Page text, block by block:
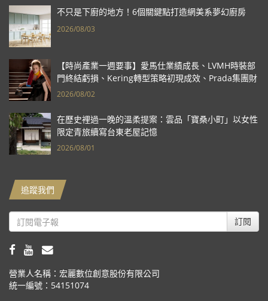
不只是下廚的地方！6個關鍵點打造網美系夢幻廚房
2026/08/03
【時尚產業一週要事】愛馬仕業績成長、LVMH時裝部
門終結虧損、Kering轉型策略初現成效、Prada集團財
報亮眼
2026/08/02
在歷史裡過一晚的溫柔提案：雲品「寶桑小町」以女性
限定青旅續寫台東老屋記憶
2026/08/01
追蹤我們
訂閱
營業人名稱：宏麗數位創意股份有限公司
統一編號：54151074